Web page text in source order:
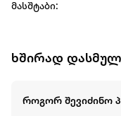
მასშტაბი:
ხშირად
როგორ შევიძინო